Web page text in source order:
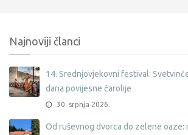
Najnoviji članci
14. Srednjovjekovni festival:
dana povijesne čarolije
30. srpnja 2026.
Od ruševnog dvorca do zelene oaze: